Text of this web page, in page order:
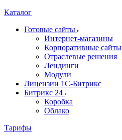
Каталог
Готовые сайты
Интернет-магазины
Корпоративные сайты
Отраслевые решения
Лендинги
Модули
Лицензии 1С-Битрикс
Битрикс 24
Коробка
Облако
Тарифы